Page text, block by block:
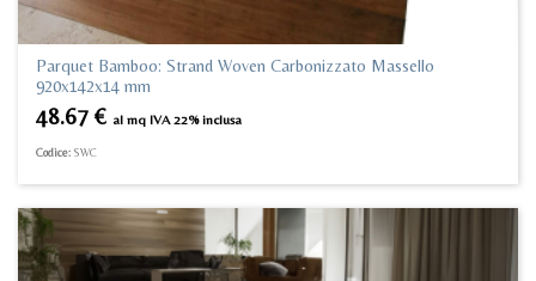
Parquet Bamboo: Strand Woven Carbonizzato Massello
920x142x14 mm
48.67 € al mq IVA 22% inclusa
Codice: SWC